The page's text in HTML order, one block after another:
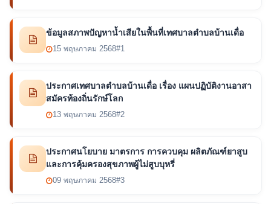
ข้อมูลสภาพปัญหาน้ำเสียในพื้นที่เทศบาลตำบลบ้านเดื่อ
15 พฤษภาคม 2568#1
ประกาศเทศบาลตำบลบ้านเดื่อ เรื่อง แผนปฏิบัติงานอาสา
สมัครท้องถิ่นรักษ์โลก
13 พฤษภาคม 2568#2
ประกาศนโยบาย มาตรการ การควบคุม ผลิตภัณฑ์ยาสูบ
และการคุ้มครองสุขภาพผู้ไม่สูบบุหรี่
09 พฤษภาคม 2568#3